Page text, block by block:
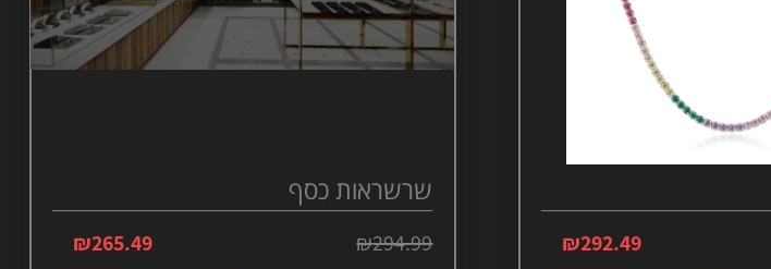
₪292.49
שרשראות כסף
₪294.99
₪265.49